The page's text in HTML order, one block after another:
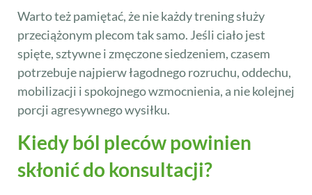
Warto też pamiętać, że nie każdy trening służy
przeciążonym plecom tak samo. Jeśli ciało jest
spięte, sztywne i zmęczone siedzeniem, czasem
potrzebuje najpierw łagodnego rozruchu, oddechu,
mobilizacji i spokojnego wzmocnienia, a nie kolejnej
porcji agresywnego wysiłku.
Kiedy ból pleców powinien
skłonić do konsultacji?